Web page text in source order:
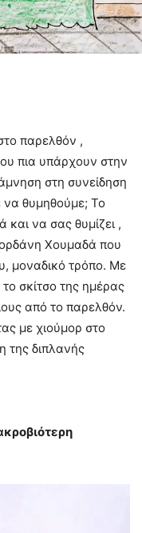
παρελθόν ,
πια υπάρχουν στην
στη συνείδηση
να θυμηθούμε; Το
να σας θυμίζει ,
Χουμαδά που
μοναδικό τρόπο. Με
σκίτσο της ημέρας
από το παρελθόν.
με χιούμορ στο
της διπλανής